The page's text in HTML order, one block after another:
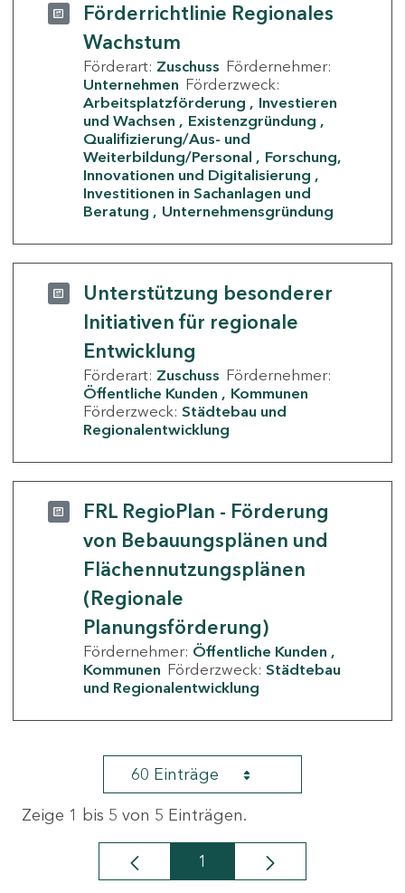
Förderrichtlinie Regionales
Wachstum
Förderart: Zuschuss Fördernehmer:
Unternehmen Förderzweck:
Arbeitsplatzförderung
Investieren
und Wachsen
Existenzgründung
Qualifizierung/Aus- und
Weiterbildung/Personal
Forschung,
Innovationen und Digitalisierung
Investitionen in Sachanlagen und
Beratung
Unternehmensgründung
Unterstützung besonderer
Initiativen für regionale
Entwicklung
Förderart: Zuschuss Fördernehmer:
Öffentliche Kunden
Kommunen
Förderzweck: Städtebau und
Regionalentwicklung
FRL RegioPlan - Förderung
von Bebauungsplänen und
Flächennutzungsplänen
(Regionale
Planungsförderung)
Fördernehmer: Öffentliche Kunden
Kommunen Förderzweck: Städtebau
und Regionalentwicklung
60 Einträge
Zeige 1 bis 5 von 5 Einträgen.
Seite
1